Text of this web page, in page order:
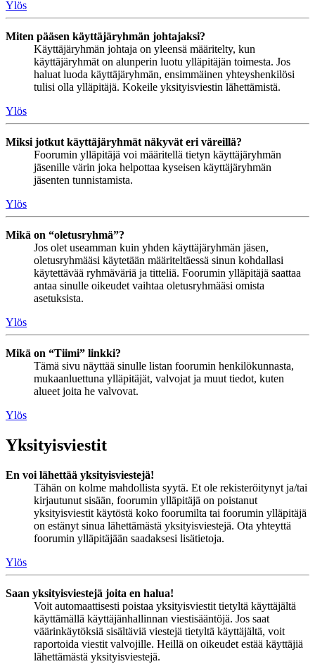
Ylös
Miten pääsen käyttäjäryhmän johtajaksi?
Käyttäjäryhmän johtaja on yleensä määritelty, kun
käyttäjäryhmät on alunperin luotu ylläpitäjän toimesta. Jos
haluat luoda käyttäjäryhmän, ensimmäinen yhteyshenkilösi
tulisi olla ylläpitäjä. Kokeile yksityisviestin lähettämistä.
Ylös
Miksi jotkut käyttäjäryhmät näkyvät eri väreillä?
Foorumin ylläpitäjä voi määritellä tietyn käyttäjäryhmän
jäsenille värin joka helpottaa kyseisen käyttäjäryhmän
jäsenten tunnistamista.
Ylös
Mikä on “oletusryhmä”?
Jos olet useamman kuin yhden käyttäjäryhmän jäsen,
oletusryhmääsi käytetään määriteltäessä sinun kohdallasi
käytettävää ryhmäväriä ja titteliä. Foorumin ylläpitäjä saattaa
antaa sinulle oikeudet vaihtaa oletusryhmääsi omista
asetuksista.
Ylös
Mikä on “Tiimi” linkki?
Tämä sivu näyttää sinulle listan foorumin henkilökunnasta,
mukaanluettuna ylläpitäjät, valvojat ja muut tiedot, kuten
alueet joita he valvovat.
Ylös
Yksityisviestit
En voi lähettää yksityisviestejä!
Tähän on kolme mahdollista syytä. Et ole rekisteröitynyt ja/tai
kirjautunut sisään, foorumin ylläpitäjä on poistanut
yksityisviestit käytöstä koko foorumilta tai foorumin ylläpitäjä
on estänyt sinua lähettämästä yksityisviestejä. Ota yhteyttä
foorumin ylläpitäjään saadaksesi lisätietoja.
Ylös
Saan yksityisviestejä joita en halua!
Voit automaattisesti poistaa yksityisviestit tietyltä käyttäjältä
käyttämällä käyttäjänhallinnan viestisääntöjä. Jos saat
väärinkäytöksiä sisältäviä viestejä tietyltä käyttäjältä, voit
raportoida viestit valvojille. Heillä on oikeudet estää käyttäjiä
lähettämästä yksityisviestejä.